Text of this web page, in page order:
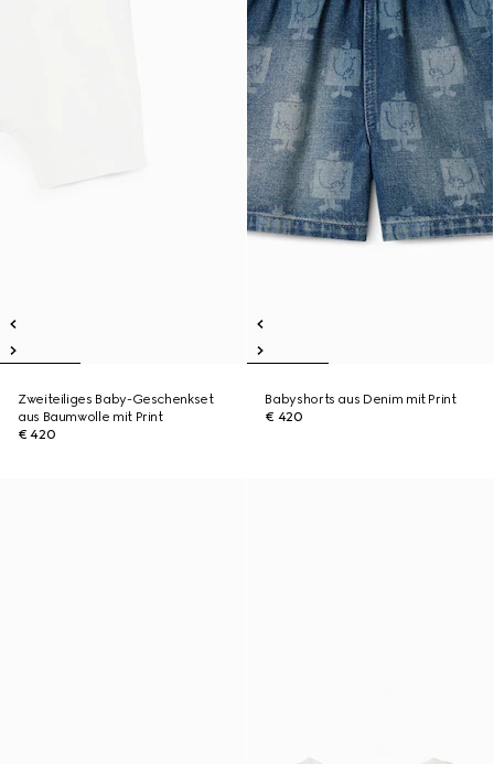
Zweiteiliges Baby-Geschenkset
aus Baumwolle mit Print
€ 420
Babyshorts aus Denim mit Print
€ 420